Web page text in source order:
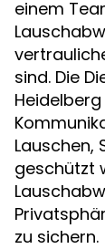
einem
sind. Die
Lauschen,
geschützt
zu sichern.